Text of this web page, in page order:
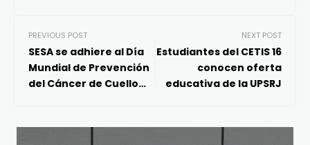
PREVIOUS POST
SESA se adhiere al Día
Mundial de Prevención
del Cáncer de Cuello
NEXT POST
Estudiantes del CETIS 16
conocen oferta
educativa de la UPSRJ